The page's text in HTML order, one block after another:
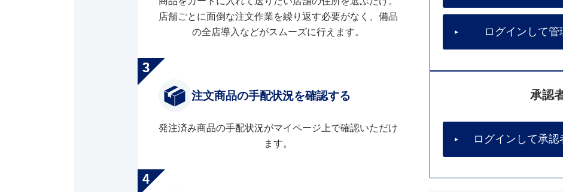
店舗ごとに面倒な注文作業を繰り返す必要がなく、備品
の全店導入などがスムーズに行えます。
注文商品の手配状況を確認する
発注済み商品の手配状況がマイページ上で確認いただけ
ます。
ログインして
承認
ログインして承